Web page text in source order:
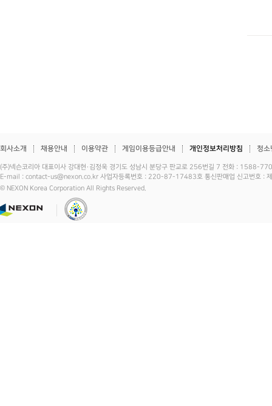
회사소개 채용안내 이용약관 게임이용등급안내 개인정보처리방침 청소
(주)넥슨코리아 대표이사 강대현·김정욱 경기도 성남시 분당구 판교로 256번길 7 전화 :
E-mail : contact-us@nexon.co.kr 사업자등록번호 : 220-87-17483호 통신판매업 신고번호 :
© NEXON Korea Corporation All Rights Reserved.